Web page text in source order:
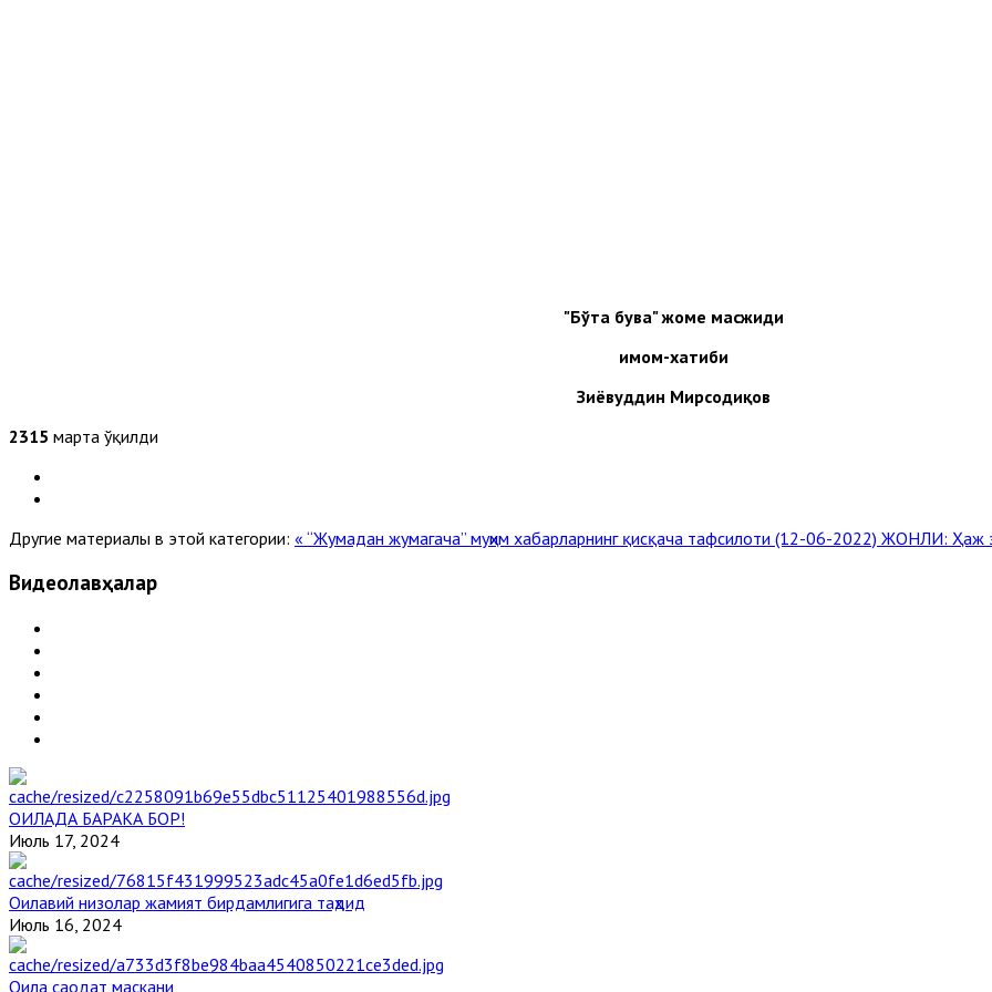
"Бўта бува" жоме масжиди
имом-хатиби
Зиёвуддин Мирсодиқов
2315 марта ўқилди
Другие материалы в этой категории: « “Жумадан жумагача” муҳим хабарларнинг қисқача тафсилоти (12-06-2022) ЖОНЛИ: Ҳаж
Видеолавҳалар
ОИЛАДА БАРАКА БОР!
Июль 17, 2024
Оилавий низолар жамият бирдамлигига таҳдид
Июль 16, 2024
Оила саодат маскани